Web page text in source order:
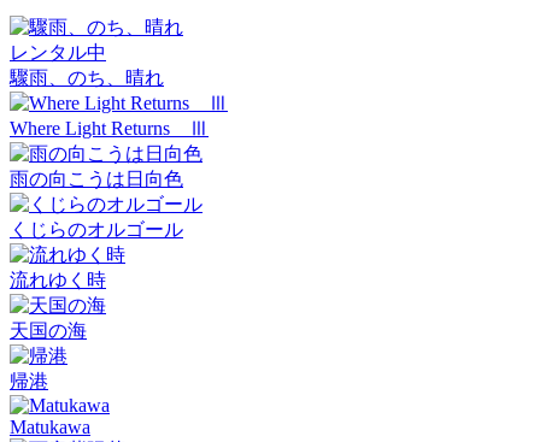
レンタル中
驟雨、のち、晴れ
Where Light Returns Ⅲ
雨の向こうは日向色
くじらのオルゴール
流れゆく時
天国の海
帰港
Matukawa